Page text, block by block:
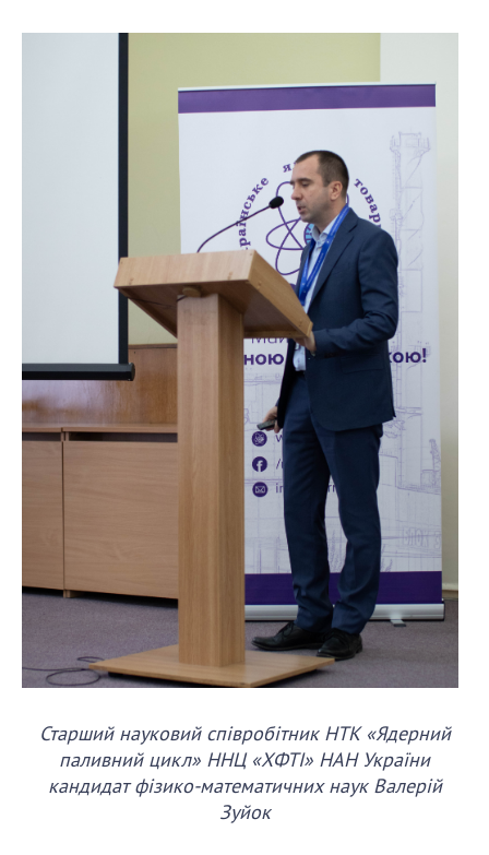
Старший науковий співробітник НТК «Ядерний
паливний цикл» ННЦ «ХФТІ» НАН України
кандидат фізико-математичних наук Валерій
Зуйок